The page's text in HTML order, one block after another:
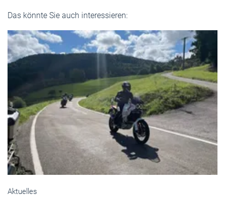
Das könnte Sie auch interessieren:
Aktuelles